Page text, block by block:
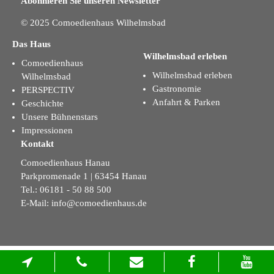
© 2025 Comoedienhaus Wilhelmsbad
Das Haus
Comoedienhaus
Wilhelmsbad
PERSPECTIV
Geschichte
Unsere Bühnenstars
Impressionen
Wilhelmsbad erleben
Wilhelmsbad erleben
Gastronomie
Anfahrt & Parken
Kontakt
Comoedienhaus Hanau
Parkpromenade 1 | 63454 Hanau
Tel.: 06181 - 50 88 500
E-Mail: info@comoedienhaus.de